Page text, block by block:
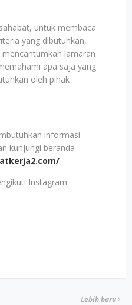
untuk membaca
yang dibutuhkan,
lamaran
apa saja yang
oleh pihak
informasi
kunjungi beranda
Instagram
Lebih baru